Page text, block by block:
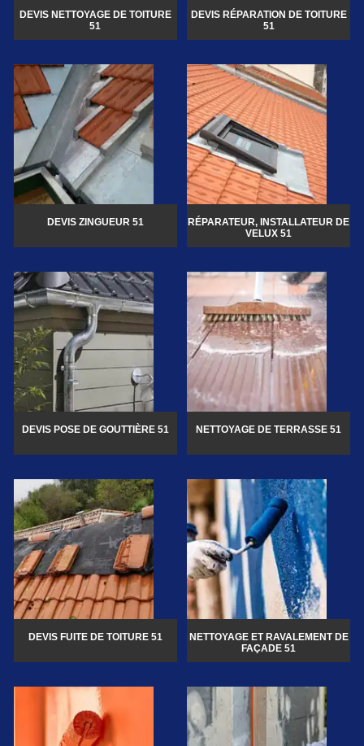
DEVIS NETTOYAGE DE TOITURE
51
DEVIS RÉPARATION DE TOITURE
51
DEVIS ZINGUEUR 51
RÉPARATEUR, INSTALLATEUR DE
VELUX 51
DEVIS POSE DE GOUTTIÈRE 51 NETTOYAGE DE TERRASSE 51
DEVIS FUITE DE TOITURE 51
NETTOYAGE ET RAVALEMENT DE
FAÇADE 51